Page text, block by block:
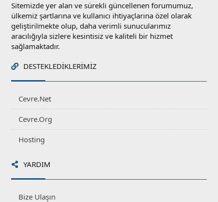
Sitemizde yer alan ve sürekli güncellenen forumumuz,
ülkemiz şartlarına ve kullanıcı ihtiyaçlarına özel olarak
geliştirilmekte olup, daha verimli sunucularımız
aracılığıyla sizlere kesintisiz ve kaliteli bir hizmet
sağlamaktadır.
DESTEKLEDIKLERIMIZ
Cevre.Net
Cevre.Org
Hosting
YARDIM
Bize Ulaşın